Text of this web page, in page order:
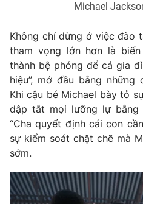
THỜI BÁO VTV
Theo dõi báo trên
Cơ quan chủ quản: Đài Truyền
Cơ quan báo chí:
cấp ngày 29/12/2023
Tổng Biên tập:Vũ Thanh Thủy
Michael
Không chỉ dừng ở việc đào
tham vọng lớn hơn là
thành bệ phóng để cả gia
hiệu”, mở đầu bằng
Khi cậu bé Michael bày tỏ
dập tắt mọi lưỡng lự bằng
“Cha quyết định cái con
sự kiểm soát chặt chẽ mà
sớm.